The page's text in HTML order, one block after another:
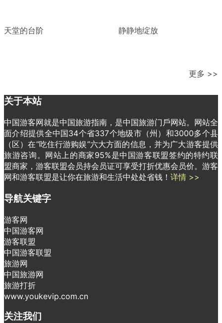
天堂的台阶 静静地绽放
更多 >>
关于本站
中国游客网就是中国旅游指南，是中国旅游门戶网站。网站全
面介绍提供全中国34个省337个地级市（州）和3000多个县
（区）在“吃住行游购娱”六大方面的信息，并为广大游客提供
旅游咨询。网站上的商家95%是中国游客联盟签约的特约联
盟商家，游客联盟会员持会员证可享受打折优惠会员价。游客
网和游客联盟是让你在旅游和生活中处处省钱！ 详情 >>
导航关键字
游客网
中国游客网
游客联盟
中国游客联盟
旅游网
中国旅游网
旅游打折
www.youkevip.com.cn
关注我们